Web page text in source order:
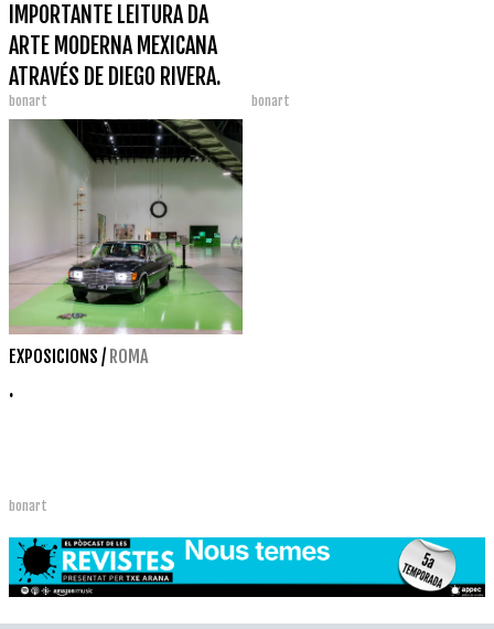
IMPORTANTE LEITURA DA
ARTE MODERNA MEXICANA
ATRAVÉS DE DIEGO RIVERA.
bonart bonart
EXPOSICIONS / ROMA
.
bonart